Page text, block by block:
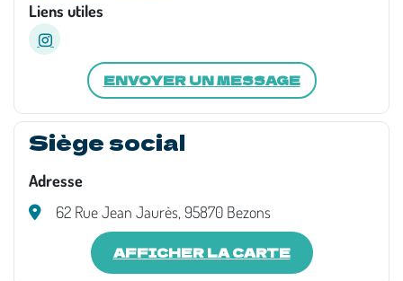
Liens utiles
ENVOYER UN MESSAGE
Siège social
Adresse
62 Rue Jean Jaurès, 95870 Bezons
AFFICHER LA CARTE